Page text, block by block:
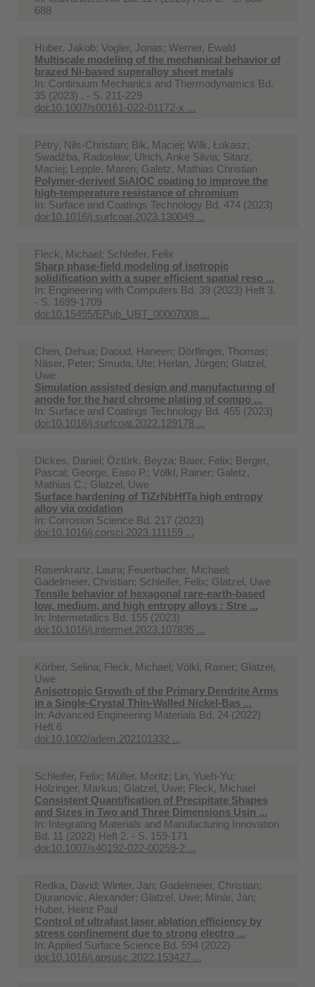
688
Huber, Jakob; Vogler, Jonas; Werner, Ewald
Multiscale modeling of the mechanical behavior of
brazed Ni-based superalloy sheet metals
In: Continuum Mechanics and Thermodynamics Bd.
35 (2023) . - S. 211-229
doi:10.1007/s00161-022-01172-x ...
Petry, Nils-Christian; Bik, Maciej; Wilk, Łukasz;
Swadźba, Radosław; Ulrich, Anke Silvia; Sitarz,
Maciej; Lepple, Maren; Galetz, Mathias Christian
Polymer-derived SiAlOC coating to improve the
high-temperature resistance of chromium
In: Surface and Coatings Technology Bd. 474 (2023)
doi:10.1016/j.surfcoat.2023.130049 ...
Fleck, Michael; Schleifer, Felix
Sharp phase-field modeling of isotropic
solidification with a super efficient spatial reso ...
In: Engineering with Computers Bd. 39 (2023) Heft 3.
- S. 1699-1709
doi:10.15495/EPub_UBT_00007008 ...
Chen, Dehua; Daoud, Haneen; Dörflinger, Thomas;
Näser, Peter; Smuda, Ute; Herlan, Jürgen; Glatzel,
Uwe
Simulation assisted design and manufacturing of
anode for the hard chrome plating of compo ...
In: Surface and Coatings Technology Bd. 455 (2023)
doi:10.1016/j.surfcoat.2022.129178 ...
Dickes, Daniel; Öztürk, Beyza; Baier, Felix; Berger,
Pascal; George, Easo P.; Völkl, Rainer; Galetz,
Mathias C.; Glatzel, Uwe
Surface hardening of TiZrNbHfTa high entropy
alloy via oxidation
In: Corrosion Science Bd. 217 (2023)
doi:10.1016/j.corsci.2023.111159 ...
Rosenkranz, Laura; Feuerbacher, Michael;
Gadelmeier, Christian; Schleifer, Felix; Glatzel, Uwe
Tensile behavior of hexagonal rare-earth-based
low, medium, and high entropy alloys : Stre ...
In: Intermetallics Bd. 155 (2023)
doi:10.1016/j.intermet.2023.107835 ...
Körber, Selina; Fleck, Michael; Völkl, Rainer; Glatzel,
Uwe
Anisotropic Growth of the Primary Dendrite Arms
in a Single-Crystal Thin-Walled Nickel-Bas ...
In: Advanced Engineering Materials Bd. 24 (2022)
Heft 6
doi:10.1002/adem.202101332 ...
Schleifer, Felix; Müller, Moritz; Lin, Yueh-Yu;
Holzinger, Markus; Glatzel, Uwe; Fleck, Michael
Consistent Quantification of Precipitate Shapes
and Sizes in Two and Three Dimensions Usin ...
In: Integrating Materials and Manufacturing Innovation
Bd. 11 (2022) Heft 2. - S. 159-171
doi:10.1007/s40192-022-00259-2 ...
Redka, David; Winter, Jan; Gadelmeier, Christian;
Djuranovic, Alexander; Glatzel, Uwe; Minár, Ján;
Huber, Heinz Paul
Control of ultrafast laser ablation efficiency by
stress confinement due to strong electro ...
In: Applied Surface Science Bd. 594 (2022)
doi:10.1016/j.apsusc.2022.153427 ...